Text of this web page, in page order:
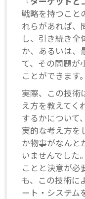
戦略を持つこと
れらがあれば、
し、引き続き全
か、あるいは、
て、その問題が
ことができます。
実際、この技術
え方を教えてく
するかについて
実的な考え方を
か物事がなんと
いませんでした
ことと決意が必
も、この技術に
ート・システム